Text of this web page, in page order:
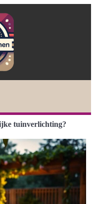
tuinverlichting?